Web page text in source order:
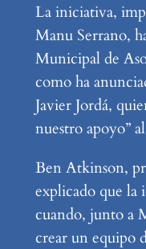
La iniciativa,
Manu Serrano,
Municipal de
como ha
Javier Jordá,
nuestro apoyo”
Ben Atkinson,
explicado que la
cuando, junto a
crear un equipo